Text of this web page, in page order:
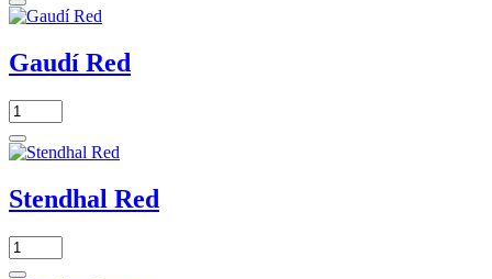
Gaudí Red
Stendhal Red